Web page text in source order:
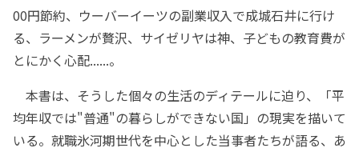
00円節約、ウーバーイーツの副業収入で成城石井に行け
る、ラーメンが贅沢、サイゼリヤは神、子どもの教育費が
とにかく心配......。
本書は、そうした個々の生活のディテールに迫り、「平
均年収では"普通"の暮らしができない国」の現実を描いて
いる。就職氷河期世代を中心とした当事者たちが語る、あ